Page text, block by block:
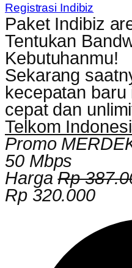
Registrasi Indibiz
Paket Indibiz
Tentukan
Kebutuhanmu!
Sekarang
kecepatan
cepat dan
Telkom
Promo
50 Mbps
HargaRp
Rp 320.000